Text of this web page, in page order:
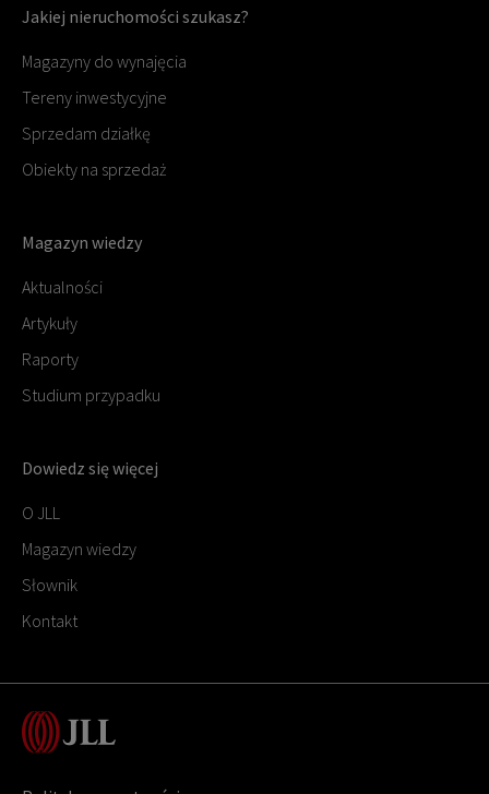
Jakiej nieruchomości szukasz?
Magazyny do wynajęcia
Tereny inwestycyjne
Sprzedam działkę
Obiekty na sprzedaż
Magazyn wiedzy
Aktualności
Artykuły
Raporty
Studium przypadku
Dowiedz się więcej
O JLL
Magazyn wiedzy
Słownik
Kontakt